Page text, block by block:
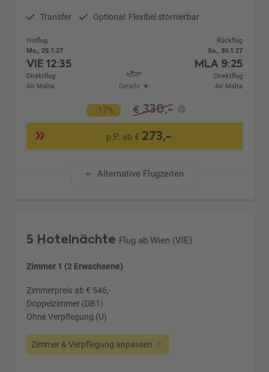
Transfer Optional: Flexibel stornierbar
Hinflug
Mo., 25.1.27
VIE12:35
Direktflug
Air Malta
Details
Rückflug
Sa., 30.1.27
MLA 9:25
Direktflug
Air Malta
-17% € 330,-
p.P. ab € 273,-
Alternative Flugzeiten
5 Hotelnächte Flug ab Wien (VIE)
Zimmer 1 (2 Erwachsene)
Zimmerpreis ab € 546,-
Doppelzimmer (DB1)
Ohne Verpflegung (U)
Zimmer & Verpflegung anpassen